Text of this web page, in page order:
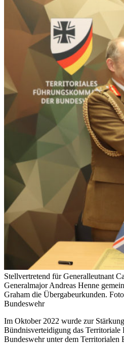
Stellvertretend für Generalleutnant
Generalmajor Andreas Henne
Graham die Übergabeurkunden.
Bundeswehr
Im Oktober 2022 wurde zur
Bündnisverteidigung das Territoriale
Bundeswehr unter dem Territorialen